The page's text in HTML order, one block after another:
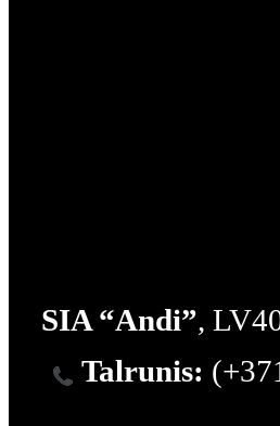
SIA “Andi”,
Talrunis: